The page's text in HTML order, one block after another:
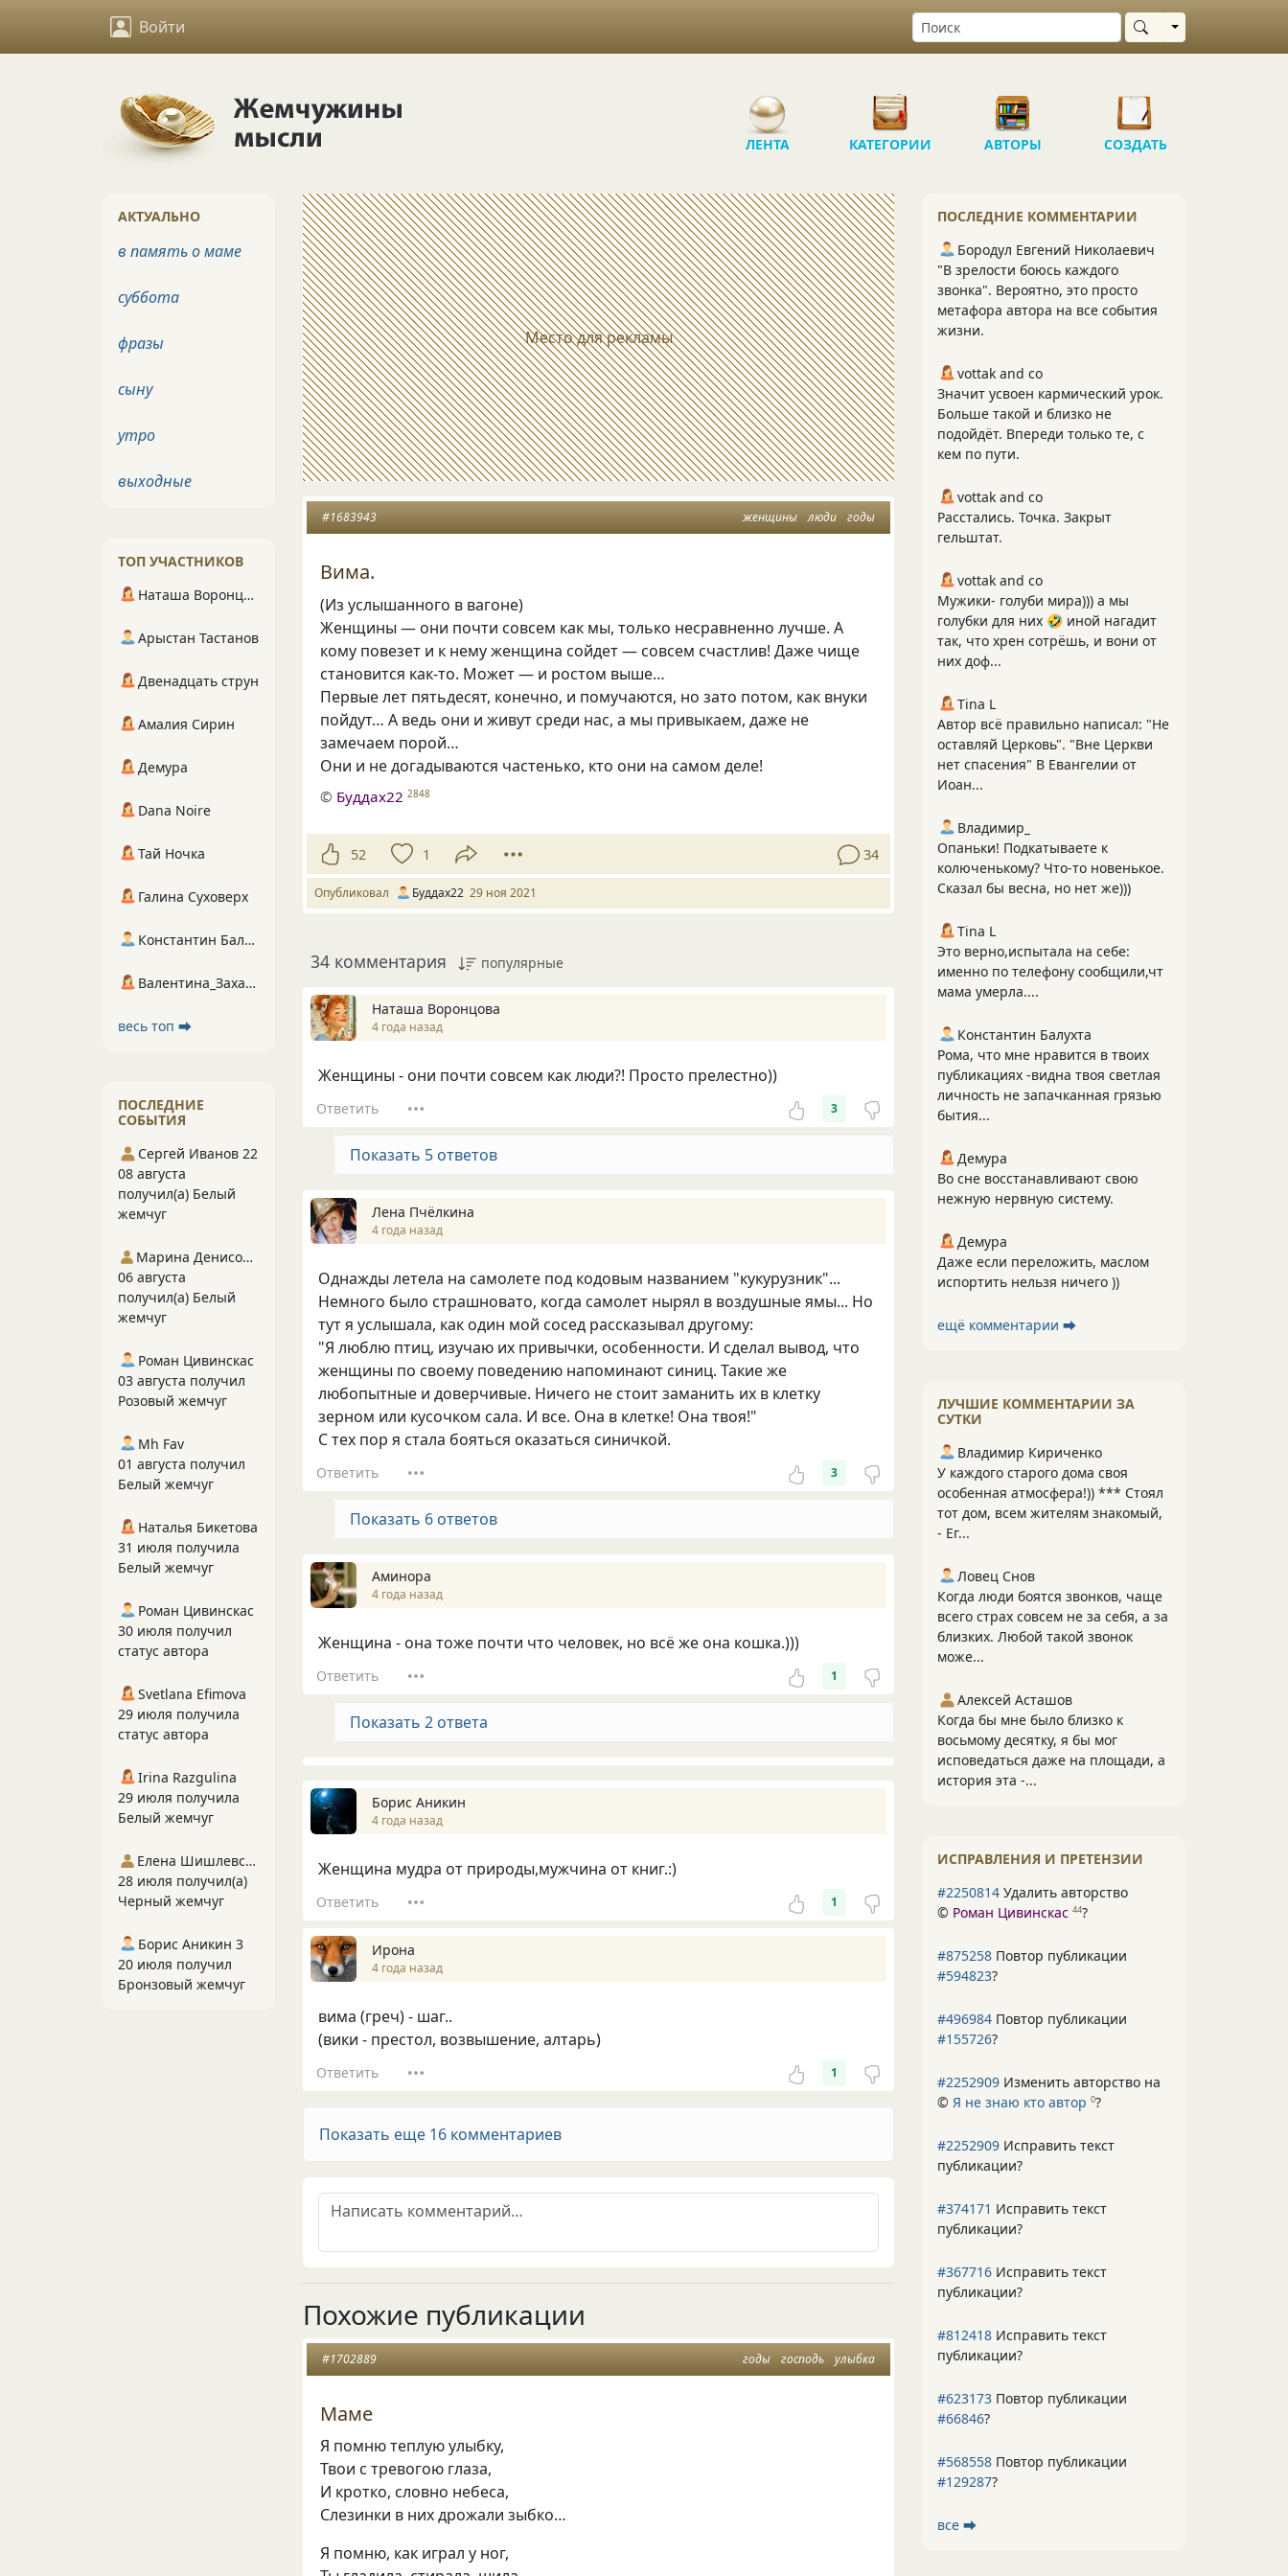
Войти Выбрать область
ЛЕНТА КАТЕГОРИИ АВТОРЫ СОЗДАТЬ
Место для рекламы
женщины люди годы
#1683943
Вима.
(Из услышанного в вагоне)
Женщины — они почти совсем как мы, только несравненно лучше. А
кому повезет и к нему женщина сойдет — совсем счастлив! Даже чище
становится как-то. Может — и ростом выше…
Первые лет пятьдесят, конечно, и помучаются, но зато потом, как внуки
пойдут… А ведь они и живут среди нас, а мы привыкаем, даже не
замечаем порой…
Они и не догадываются частенько, кто они на самом деле!
© Буддах22 2848
52 1 34
Опубликовал Буддах22 29 ноя 2021
34 комментария популярные
Наташа Воронцова
4 года назад
Женщины - они почти совсем как люди?! Просто прелестно))
Ответить 3
Показать 5 ответов
Лена Пчёлкина
4 года назад
Однажды летела на самолете под кодовым названием "кукурузник"...
Немного было страшновато, когда самолет нырял в воздушные ямы... Но
тут я услышала, как один мой сосед рассказывал другому:
"Я люблю птиц, изучаю их привычки, особенности. И сделал вывод, что
женщины по своему поведению напоминают синиц. Такие же
любопытные и доверчивые. Ничего не стоит заманить их в клетку
зерном или кусочком сала. И все. Она в клетке! Она твоя!"
С тех пор я стала бояться оказаться синичкой.
Ответить 3
Показать 6 ответов
Аминора
4 года назад
Женщина - она тоже почти что человек, но всё же она кошка.)))
Ответить 1
Показать 2 ответа
Борис Аникин
4 года назад
Женщина мудра от природы,мужчина от книг.:)
Ответить 1
Ирона
4 года назад
вима (греч) - шаг..
(вики - престол, возвышение, алтарь)
Ответить 1
Показать еще 16 комментариев
Похожие публикации
годы господь улыбка
#1702889
Маме
Я помню теплую улыбку,
Твои с тревогою глаза,
И кротко, словно небеса,
Слезинки в них дрожали зыбко…
Я помню, как играл у ног,
ПОСЛЕДНИЕ КОММЕНТАРИИ
Бородул Евгений Николаевич
"В зрелости боюсь каждого
звонка". Вероятно, это просто
метафора автора на все события
жизни.
vottak and co
Значит усвоен кармический урок.
Больше такой и близко не
подойдёт. Впереди только те, с
кем по пути.
vottak and co
Расстались. Точка. Закрыт
гельштат.
vottak and co
Мужики- голуби мира))) а мы
голубки для них 🤣 иной нагадит
так, что хрен сотрёшь, и вони от
них доф...
Tina L
Автор всё правильно написал: "Не
оставляй Церковь". "Вне Церкви
нет спасения" В Евангелии от
Иоан...
Владимир_
Опаньки! Подкатываете к
колюченькому? Что-то новенькое.
Сказал бы весна, но нет же)))
Tina L
Это верно,испытала на себе:
именно по телефону сообщили,чт
мама умерла....
Константин Балухта
Рома, что мне нравится в твоих
публикациях -видна твоя светлая
личность не запачканная грязью
бытия...
Демура
Во сне восстанавливают свою
нежную нервную систему.
Демура
Даже если переложить, маслом
испортить нельзя ничего ))
ещё комментарии ⮕
ЛУЧШИЕ КОММЕНТАРИИ ЗА
СУТКИ
Владимир Кириченко
У каждого старого дома своя
особенная атмосфера!)) *** Стоял
тот дом, всем жителям знакомый,
- Ег...
Ловец Снов
Когда люди боятся звонков, чаще
всего страх совсем не за себя, а за
близких. Любой такой звонок
може...
Алексей Асташов
Когда бы мне было близко к
восьмому десятку, я бы мог
исповедаться даже на площади, а
история эта -...
ИСПРАВЛЕНИЯ И ПРЕТЕНЗИИ
#2250814 Удалить авторство
© Роман Цивинскас 44?
#875258 Повтор публикации
#594823?
#496984 Повтор публикации
#155726?
#2252909 Изменить авторство на
© Я не знаю кто автор 0?
#2252909 Исправить текст
публикации?
#374171 Исправить текст
публикации?
#367716 Исправить текст
публикации?
#812418 Исправить текст
публикации?
#623173 Повтор публикации
#66846?
#568558 Повтор публикации
#129287?
все ⮕
АКТУАЛЬНО
в память о маме
суббота
фразы
сыну
утро
выходные
ТОП УЧАСТНИКОВ
Наташа Воронцова
Арыстан Тастанов
Двенадцать струн
Амалия Сирин
Демура
Dana Noire
Тай Ночка
Галина Суховерх
Константин Балухта
Валентина_Захарова
весь топ ⮕
ПОСЛЕДНИЕ
СОБЫТИЯ
Сергей Иванов 22
08 августа
получил(а) Белый
жемчуг
Марина Денисова 5
06 августа
получил(а) Белый
жемчуг
Роман Цивинскас
03 августа получил
Розовый жемчуг
Mh Fav
01 августа получил
Белый жемчуг
Наталья Бикетова
31 июля получила
Белый жемчуг
Роман Цивинскас
30 июля получил
статус автора
Svetlana Efimova
29 июля получила
статус автора
Irina Razgulina
29 июля получила
Белый жемчуг
Елена Шишлевская
28 июля получил(а)
Черный жемчуг
Борис Аникин 3
20 июля получил
Бронзовый жемчуг